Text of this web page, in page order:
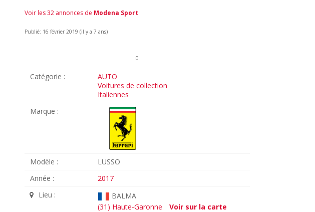
Voir les 32 annonces de Modena Sport
Publié: 16 février 2019 (il y a 7 ans)
0
Catégorie :
AUTO
Voitures de collection
Italiennes
Marque :
Modèle :
LUSSO
Année :
2017
Lieu :
BALMA
(31) Haute-Garonne
Voir sur la carte